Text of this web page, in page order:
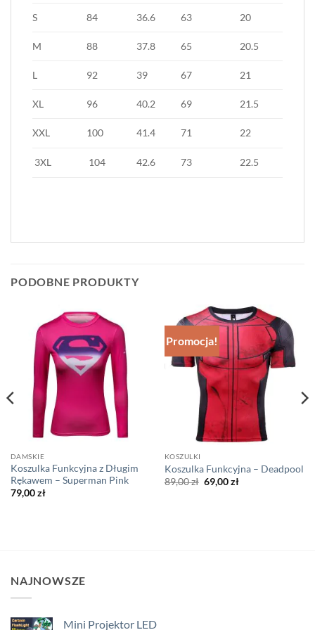
S 84 36.6 63 20
M 88 37.8 65 20.5
L 92 39 67 21
XL 96 40.2 69 21.5
XXL 100 41.4 71 22
3XL 104 42.6 73 22.5
PODOBNE PRODUKTY
DAMSKIE
Koszulka Funkcyjna z Długim
Rękawem – Superman Pink
79,00zł
Promocja!
KOSZULKI
Koszulka Funkcyjna – Deadpool
89,00zł Pierwotna
cena
69,00złAktualna
NAJNOWSZE
Mini Projektor LED